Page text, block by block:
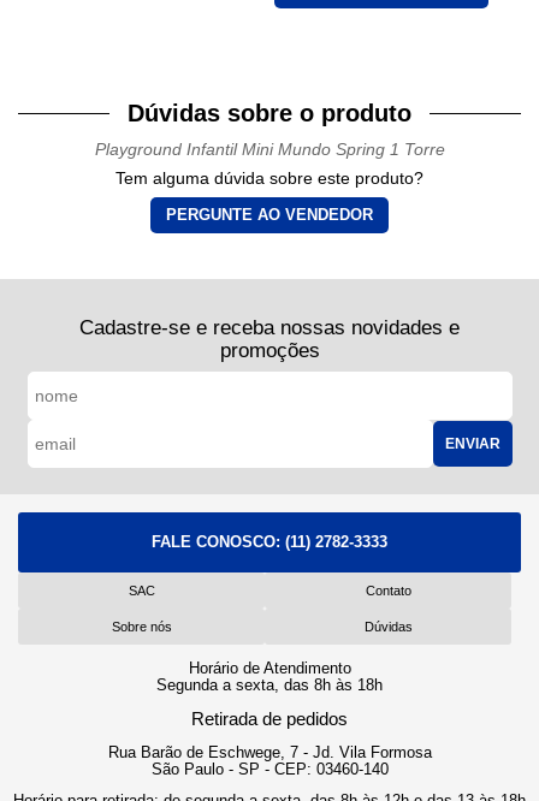
Dúvidas sobre o produto
Playground Infantil Mini Mundo Spring 1 Torre
Tem alguma dúvida sobre este produto?
PERGUNTE AO VENDEDOR
Cadastre-se e receba nossas novidades e
promoções
ENVIAR
FALE CONOSCO: (11) 2782-3333
SAC Contato
Sobre nós Dúvidas
Horário de Atendimento
Segunda a sexta, das 8h às 18h
Retirada de pedidos
Rua Barão de Eschwege, 7 - Jd. Vila Formosa
São Paulo - SP - CEP: 03460-140